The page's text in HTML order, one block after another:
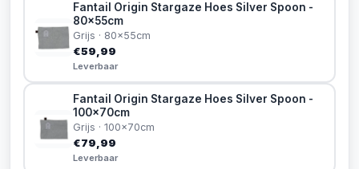
Fantail Origin Stargaze Hoes Silver Spoon -
80x55cm
Grijs · 80x55cm
€59,99
Leverbaar
Fantail Origin Stargaze Hoes Silver Spoon -
100x70cm
Grijs · 100x70cm
€79,99
Leverbaar